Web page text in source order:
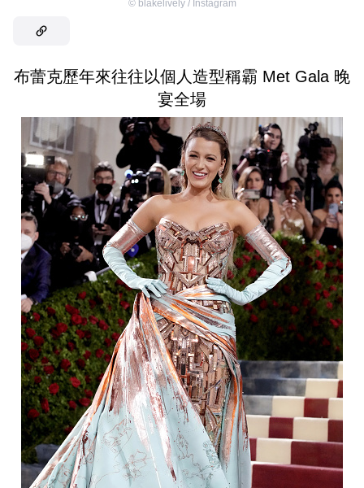
© blakelively / Instagram
布蕾克歷年來往往以個人造型稱霸 Met Gala 晚
宴全場